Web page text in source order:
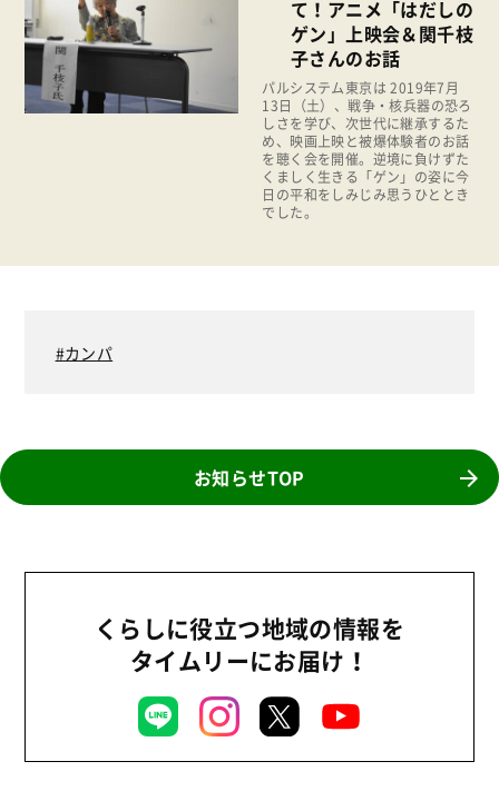
陽だまり
地場野菜
食の安全
て！アニメ「はだしの
ゲン」上映会＆関千枝
子さんのお話
パルシステム東京は 2019年7月
13日（土）、戦争・核兵器の恐ろ
しさを学び、次世代に継承するた
め、映画上映と被爆体験者のお話
を聴く会を開催。逆境に負けずた
くましく生きる「ゲン」の姿に今
日の平和をしみじみ思うひととき
でした。
カンパ
お知らせTOP
くらしに役立つ地域の情報を
タイムリーにお届け！